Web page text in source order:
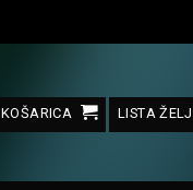
KOŠARICA LISTA